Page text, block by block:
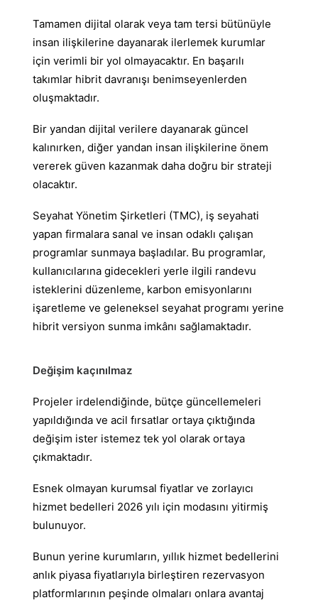
Tamamen dijital olarak veya tam tersi bütünüyle
insan ilişkilerine dayanarak ilerlemek kurumlar
için verimli bir yol olmayacaktır. En başarılı
takımlar hibrit davranışı benimseyenlerden
oluşmaktadır.
Bir yandan dijital verilere dayanarak güncel
kalınırken, diğer yandan insan ilişkilerine önem
vererek güven kazanmak daha doğru bir strateji
olacaktır.
Seyahat Yönetim Şirketleri (TMC), iş seyahati
yapan firmalara sanal ve insan odaklı çalışan
programlar sunmaya başladılar. Bu programlar,
kullanıcılarına gidecekleri yerle ilgili randevu
isteklerini düzenleme, karbon emisyonlarını
işaretleme ve geleneksel seyahat programı yerine
hibrit versiyon sunma imkânı sağlamaktadır.
Değişim kaçınılmaz
Projeler irdelendiğinde, bütçe güncellemeleri
yapıldığında ve acil fırsatlar ortaya çıktığında
değişim ister istemez tek yol olarak ortaya
çıkmaktadır.
Esnek olmayan kurumsal fiyatlar ve zorlayıcı
hizmet bedelleri 2026 yılı için modasını yitirmiş
bulunuyor.
Bunun yerine kurumların, yıllık hizmet bedellerini
anlık piyasa fiyatlarıyla birleştiren rezervasyon
platformlarının peşinde olmaları onlara avantaj